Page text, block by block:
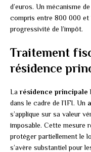
d’euros. Un mécanisme
compris entre 800 000 et
progressivité de l’impôt.
Traitement
résidence
La résidence principale
dans le cadre de l’IFI. Un
s’applique sur sa valeur
imposable. Cette mesure
protéger partiellement le
s’avère substantiel pour